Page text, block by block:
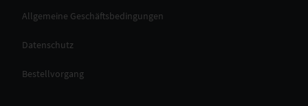
Allgemeine Geschäftsbedingungen
Datenschutz
Bestellvorgang